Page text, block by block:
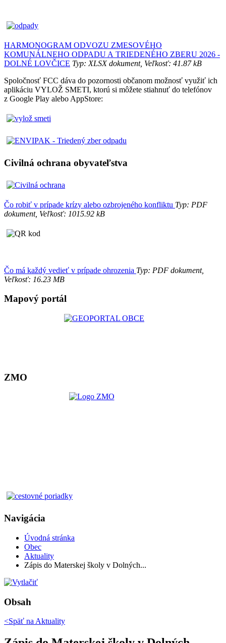
HARMONOGRAM ODVOZU ZMESOVÉHO
KOMUNÁLNEHO ODPADU A TRIEDENÉHO ZBERU 2026 -
DOLNÉ LOVČICE Typ: XLSX dokument, Veľkosť: 41.87 kB
Spoločnosť FCC dáva do pozornosti občanom možnosť využiť ich
aplikáciu VYLOŽ SMETI, ktorú si môžete stiahnuť do telefónov
z Google Play alebo AppStore:
Civilná ochrana obyvateľstva
Čo robiť v prípade krízy alebo ozbrojeného konfliktu Typ: PDF
dokument, Veľkosť: 1015.92 kB
Čo má každý vedieť v prípade ohrozenia Typ: PDF dokument,
Veľkosť: 16.23 MB
Mapový portál
ZMO
Navigácia
Úvodná stránka
Obec
Aktuality
Zápis do Materskej školy v Dolných...
Obsah
<Späť na Aktuality